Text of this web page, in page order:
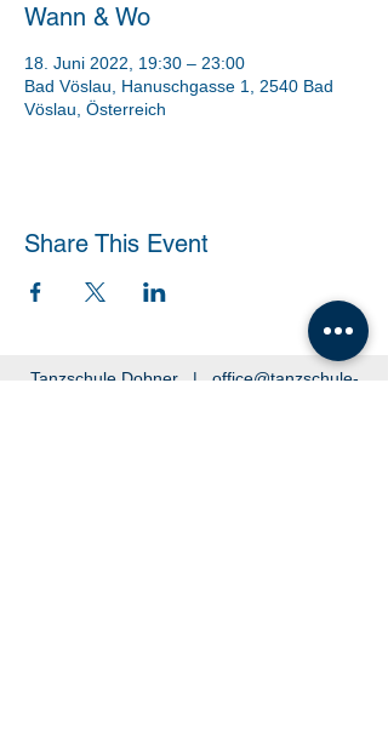
Wann & Wo
18. Juni 2022, 19:30 – 23:00
Bad Vöslau, Hanuschgasse 1, 2540 Bad
Vöslau, Österreich
Share This Event
Tanzschule Dobner | office@tanzschule-